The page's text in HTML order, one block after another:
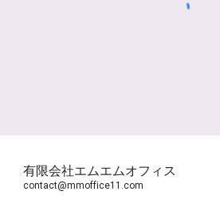
有限会社エムエムオフィス
contact@mmoffice11.com